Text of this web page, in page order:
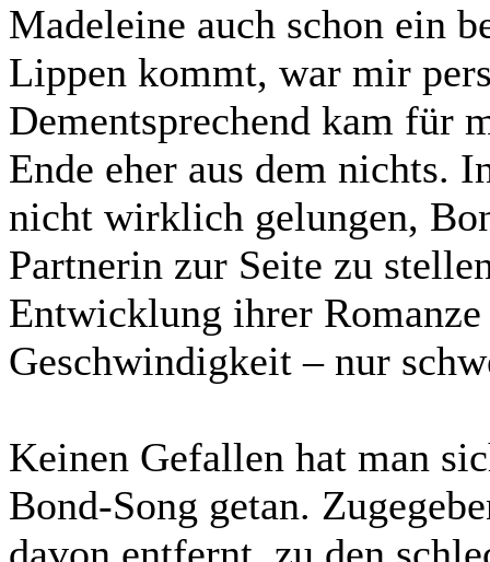
Madeleine auch schon ein
Lippen kommt, war mir
Dementsprechend kam für
Ende eher aus dem nichts.
nicht wirklich gelungen,
Partnerin zur Seite zu
Entwicklung ihrer
Geschwindigkeit – nur
Keinen Gefallen hat man
Bond-Song getan.